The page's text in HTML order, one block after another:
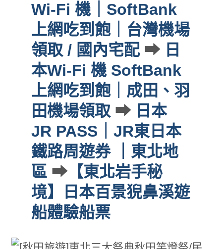
Wi-Fi 機｜SoftBank
上網吃到飽｜台灣機場
領取 / 國內宅配 ➡ 日
本Wi-Fi 機 SoftBank
上網吃到飽｜成田、羽
田機場領取 ➡ 日本
JR PASS｜JR東日本
鐵路周遊券 ｜東北地
區 ➡【東北岩手秘
境】日本百景猊鼻溪遊
船體驗船票